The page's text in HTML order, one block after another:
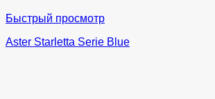
Быстрый просмотр
Aster Starletta Serie Blue